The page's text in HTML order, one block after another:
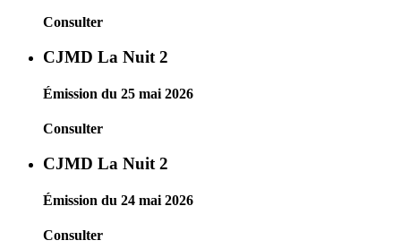
Consulter
CJMD La Nuit 2
Émission du 25 mai 2026
Consulter
CJMD La Nuit 2
Émission du 24 mai 2026
Consulter